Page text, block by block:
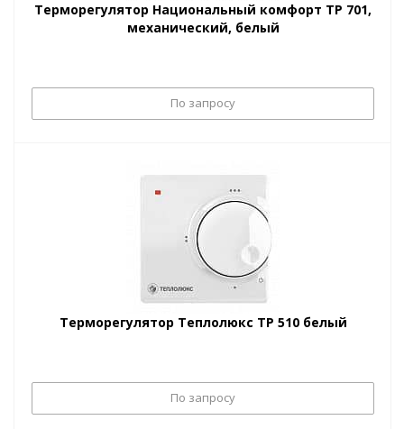
Терморегулятор Национальный комфорт ТP 701,
механический, белый
По запросу
Терморегулятор Теплолюкс ТР 510 белый
По запросу